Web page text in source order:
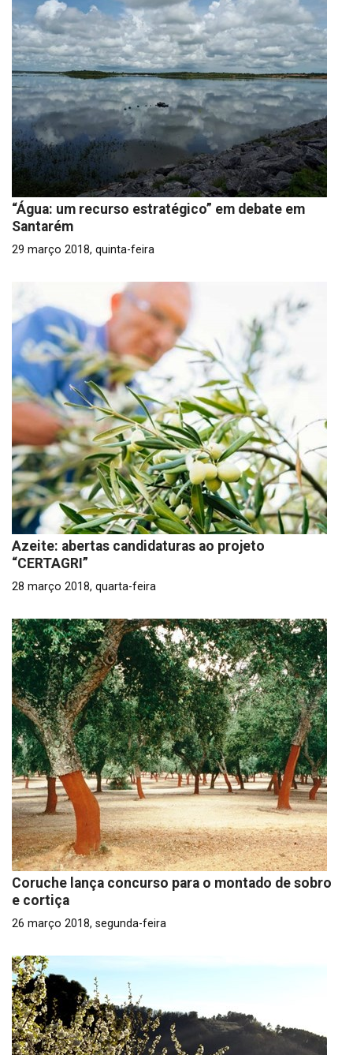
“Água: um recurso estratégico” em debate em
Santarém
29 março 2018, quinta-feira
Azeite: abertas candidaturas ao projeto
“CERTAGRI”
28 março 2018, quarta-feira
Coruche lança concurso para o montado de sobro
e cortiça
26 março 2018, segunda-feira